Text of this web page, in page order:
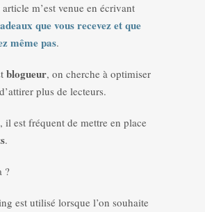
article m’est venue en écrivant
que vous recevez et que
même pas.
blogueur, on cherche à optimiser
plus de lecteurs.
il est fréquent de mettre en place
.
?
est utilisé lorsque l’on souhaite